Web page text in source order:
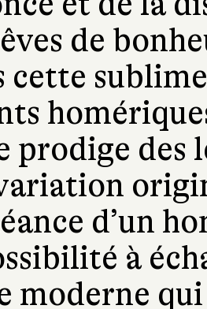
de
cette
prodige des
d’un
à
moderne